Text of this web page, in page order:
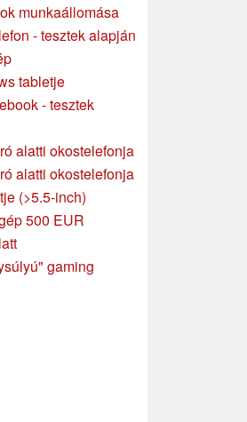
munkaállomása
- tesztek alapján
tabletje
- tesztek
alatti okostelefonja
alatti okostelefonja
(>5.5-inch)
500 EUR
gaming